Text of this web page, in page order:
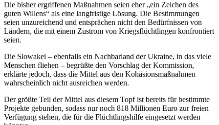
Die bisher ergriffenen Maßnahmen seien eher „ein Zeichen des
guten Willens“ als eine langfristige Lösung. Die Bestimmungen
seien unzureichend und entsprächen nicht den Bedürfnissen von
Ländern, die mit einem Zustrom von Kriegsflüchtlingen konfrontiert
seien.
Die Slowakei – ebenfalls ein Nachbarland der Ukraine, in das viele
Menschen fliehen – begrüßte den Vorschlag der Kommission,
erklärte jedoch, dass die Mittel aus den Kohäsionsmaßnahmen
wahrscheinlich nicht ausreichen werden.
Der größte Teil der Mittel aus diesem Topf ist bereits für bestimmte
Projekte gebunden, sodass nur noch 818 Millionen Euro zur freien
Verfügung stehen, die für die Flüchtlingshilfe eingesetzt werden